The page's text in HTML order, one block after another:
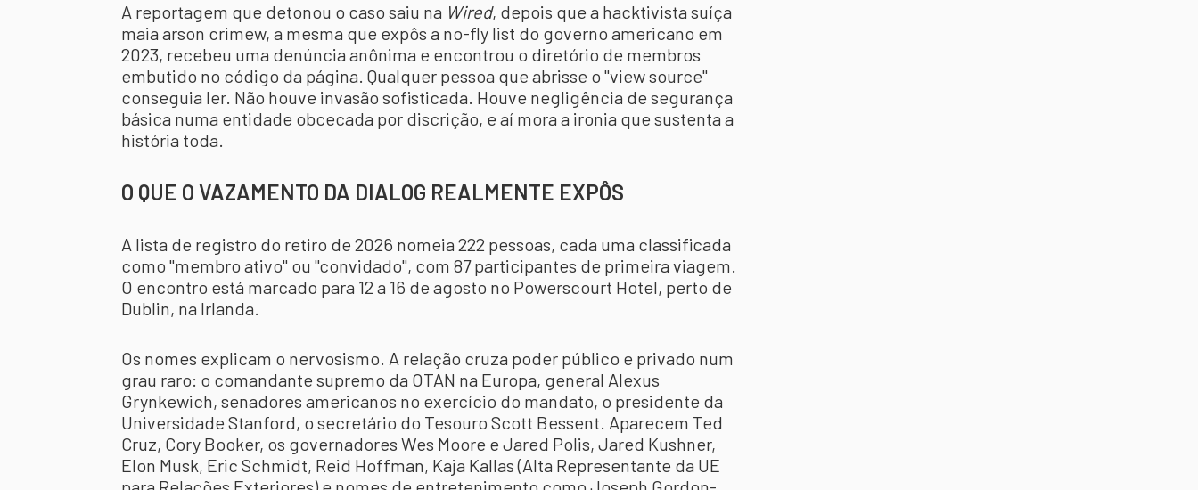
A reportagem que detonou o caso saiu na Wired, depois que a hacktivista suíça
maia arson crimew, a mesma que expôs a no-fly list do governo americano em
2023, recebeu uma denúncia anônima e encontrou o diretório de membros
embutido no código da página. Qualquer pessoa que abrisse o "view source"
conseguia ler. Não houve invasão sofisticada. Houve negligência de segurança
básica numa entidade obcecada por discrição, e aí mora a ironia que sustenta a
história toda.
O QUE O VAZAMENTO DA DIALOG REALMENTE EXPÔS
A lista de registro do retiro de 2026 nomeia 222 pessoas, cada uma classificada
como "membro ativo" ou "convidado", com 87 participantes de primeira viagem.
O encontro está marcado para 12 a 16 de agosto no Powerscourt Hotel, perto de
Dublin, na Irlanda.
Os nomes explicam o nervosismo. A relação cruza poder público e privado num
grau raro: o comandante supremo da OTAN na Europa, general Alexus
Grynkewich, senadores americanos no exercício do mandato, o presidente da
Universidade Stanford, o secretário do Tesouro Scott Bessent. Aparecem Ted
Cruz, Cory Booker, os governadores Wes Moore e Jared Polis, Jared Kushner,
Elon Musk, Eric Schmidt, Reid Hoffman, Kaja Kallas (Alta Representante da UE